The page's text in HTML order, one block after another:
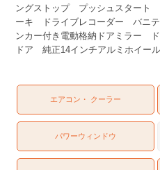
ングストップ プッシュスタート
ーキ ドライブレコーダー バニ
ンカー付き電動格納ドアミラー
ドア 純正14インチアルミホイール
エアコン・ クーラー
パワーウィンドウ